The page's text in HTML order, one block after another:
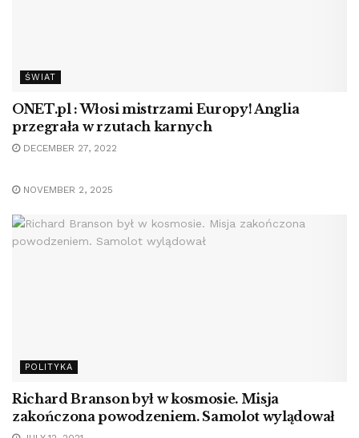
ŚWIAT
ONET.pl : Włosi mistrzami Europy! Anglia
przegrała w rzutach karnych
DECEMBER 27, 2022
NOVEMBER 2, 2025
POLITYKA
Richard Branson był w kosmosie. Misja
zakończona powodzeniem. Samolot wylądował